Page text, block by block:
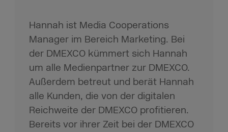
Hannah ist Media Cooperations
Manager im Bereich Marketing. Bei
der DMEXCO kümmert sich Hannah
um alle Medienpartner zur DMEXCO.
Außerdem betreut und berät Hannah
alle Kunden, die von der digitalen
Reichweite der DMEXCO profitieren.
Bereits vor ihrer Zeit bei der DMEXCO